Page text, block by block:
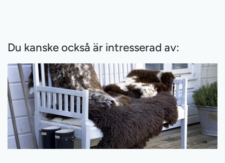
Du kanske också är intresserad av: